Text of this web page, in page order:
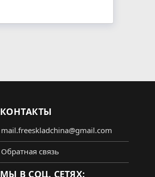
КОНТАКТЫ
mail.freeskladchina@gmail.com
Обратная связь
МЫ В СОЦ. СЕТЯХ: